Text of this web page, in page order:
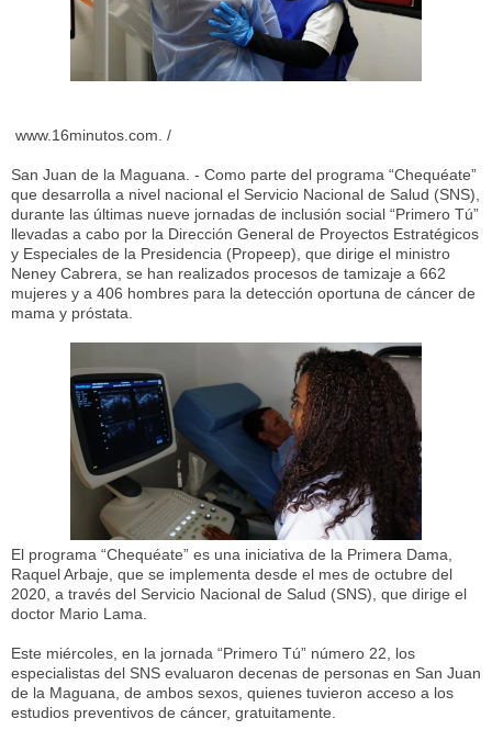
www.16minutos.com. /
San Juan de la Maguana. - Como parte del programa “Chequéate”
que desarrolla a nivel nacional el Servicio Nacional de Salud (SNS),
durante las últimas nueve jornadas de inclusión social “Primero Tú”
llevadas a cabo por la Dirección General de Proyectos Estratégicos
y Especiales de la Presidencia (Propeep), que dirige el ministro
Neney Cabrera, se han realizados procesos de tamizaje a 662
mujeres y a 406 hombres para la detección oportuna de cáncer de
mama y próstata.
El programa “Chequéate” es una iniciativa de la Primera Dama,
Raquel Arbaje, que se implementa desde el mes de octubre del
2020, a través del Servicio Nacional de Salud (SNS), que dirige el
doctor Mario Lama.
Este miércoles, en la jornada “Primero Tú” número 22, los
especialistas del SNS evaluaron decenas de personas en San Juan
de la Maguana, de ambos sexos, quienes tuvieron acceso a los
estudios preventivos de cáncer, gratuitamente.